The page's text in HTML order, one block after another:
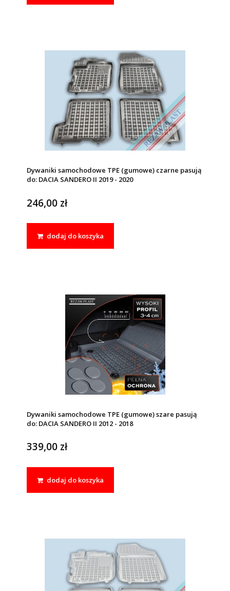
Dywaniki samochodowe TPE (gumowe) czarne pasują
do: DACIA SANDERO II 2019 - 2020
246,00 zł
dodaj do koszyka
Dywaniki samochodowe TPE (gumowe) szare pasują
do: DACIA SANDERO II 2012 - 2018
339,00 zł
dodaj do koszyka